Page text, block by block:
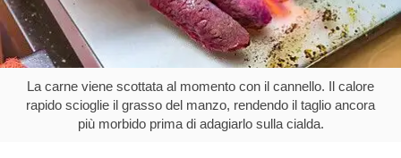
La carne viene scottata al momento con il cannello. Il calore
rapido scioglie il grasso del manzo, rendendo il taglio ancora
più morbido prima di adagiarlo sulla cialda.